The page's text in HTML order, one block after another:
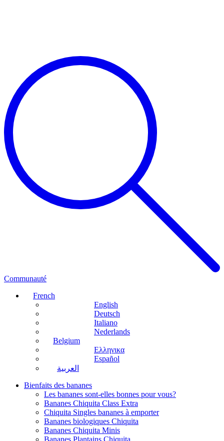
Communauté
French
English
Deutsch
Italiano
Nederlands
Belgium
Ελληνικα
Español
العربية
Bienfaits des bananes
Les bananes sont-elles bonnes pour vous?
Bananes Chiquita Class Extra
Chiquita Singles bananes à emporter
Bananes biologiques Chiquita
Bananes Chiquita Minis
Bananes Plantains Chiquita